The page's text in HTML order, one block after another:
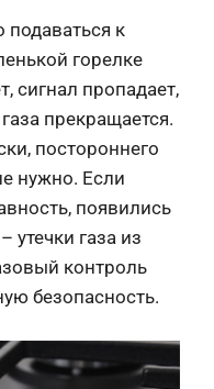
подаваться к
горелке
сигнал пропадает,
прекращается.
постороннего
нужно. Если
появились
утечки газа из
контроль
безопасность.